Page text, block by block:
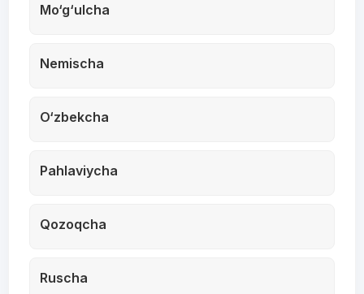
Mo‘g‘ulcha
Nemischa
O‘zbekcha
Pahlaviycha
Qozoqcha
Ruscha